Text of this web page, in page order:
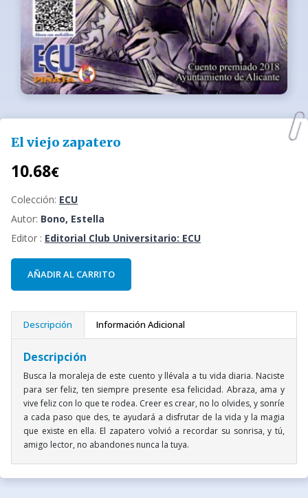
El viejo zapatero
10.68€
Colección: ECU
Autor: Bono, Estella
Editor : Editorial Club Universitario: ECU
AÑADIR AL CARRITO
Descripción Información Adicional
Descripción
Busca la moraleja de este cuento y llévala a tu vida diaria. Naciste
para ser feliz, ten siempre presente esa felicidad. Abraza, ama y
vive feliz con lo que te rodea. Creer es crear, no lo olvides, y sonríe
a cada paso que des, te ayudará a disfrutar de la vida y la magia
que existe en ella. El zapatero volvió a recordar su sonrisa, y tú,
amigo lector, no abandones nunca la tuya.